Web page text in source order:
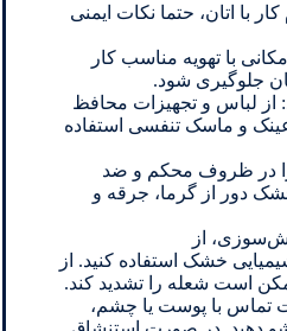
با اتان، حتما نکات ایمنی
با تهویه مناسب کار
جلوگیری شود.
از لباس و تجهیزات محافظ
و ماسک تنفسی استفاده
را در ظروف محکم و ضد
دور از گرما، جرقه و
از
خشک استفاده کنید. از
است شعله را تشدید کند.
تماس با پوست یا چشم،